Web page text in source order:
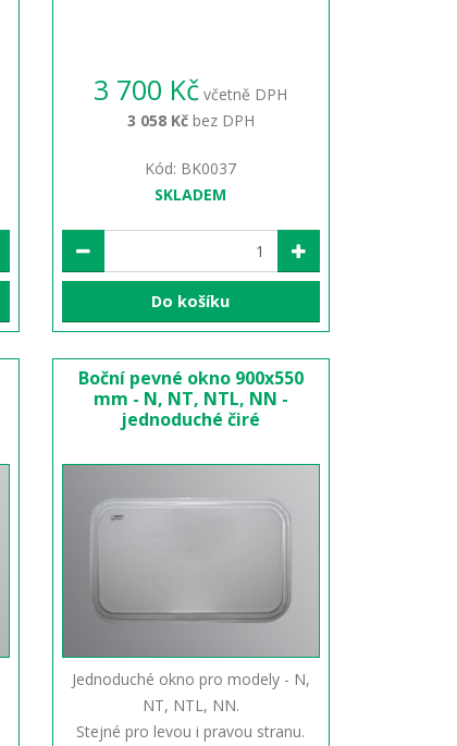
3 700 Kč včetně DPH
3 058 Kčbez DPH
Kód: BK0037
SKLADEM
Do košíku
Boční pevné okno 900x550
mm - N, NT, NTL, NN -
jednoduché čiré
Jednoduché okno pro modely - N,
NT, NTL, NN.
Stejné pro levou i pravou stranu.